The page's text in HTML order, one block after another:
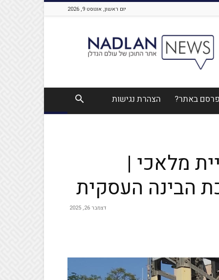
יום ראשון, אוגוסט 9, 2026
Nadlan
News
באתר? הצהרת נגישות
מלאכי |
דצמבר 26, 2025